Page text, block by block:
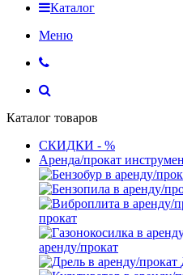
Каталог
Меню
Каталог товаров
СКИДКИ - %
Аренда/прокат
прокат
аренду/прокат